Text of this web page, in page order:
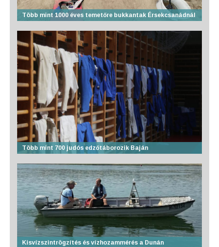
Több mint 1000 éves temetőre bukkantak Érsekcsanádnál
Több mint 700 judós edzőtáborozik Baján
Kisvízszintrögzítés és vízhozammérés a Dunán